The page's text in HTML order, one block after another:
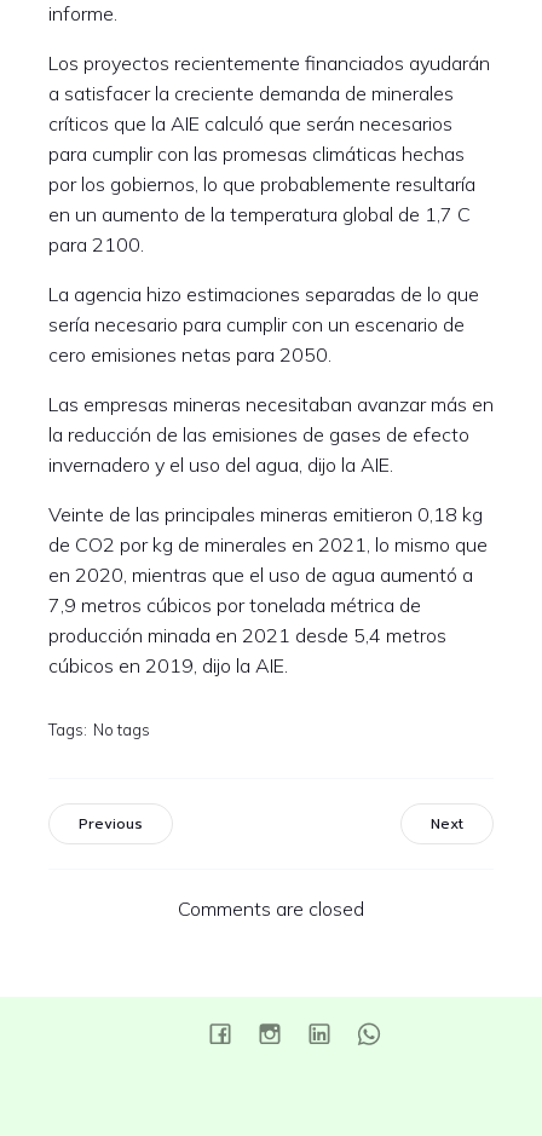
informe.
Los proyectos recientemente financiados ayudarán
a satisfacer la creciente demanda de minerales
críticos que la AIE calculó que serán necesarios
para cumplir con las promesas climáticas hechas
por los gobiernos, lo que probablemente resultaría
en un aumento de la temperatura global de 1,7 C
para 2100.
La agencia hizo estimaciones separadas de lo que
sería necesario para cumplir con un escenario de
cero emisiones netas para 2050.
Las empresas mineras necesitaban avanzar más en
la reducción de las emisiones de gases de efecto
invernadero y el uso del agua, dijo la AIE.
Veinte de las principales mineras emitieron 0,18 kg
de CO2 por kg de minerales en 2021, lo mismo que
en 2020, mientras que el uso de agua aumentó a
7,9 metros cúbicos por tonelada métrica de
producción minada en 2021 desde 5,4 metros
cúbicos en 2019, dijo la AIE.
Tags: No tags
Previous Next
Comments are closed